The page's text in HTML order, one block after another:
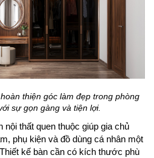
thiện góc làm đẹp trong phòng
sự gọn gàng và tiện lợi.
nội thất quen thuộc giúp gia chủ
phụ kiện và đồ dùng cá nhân một
kế bàn cần có kích thước phù